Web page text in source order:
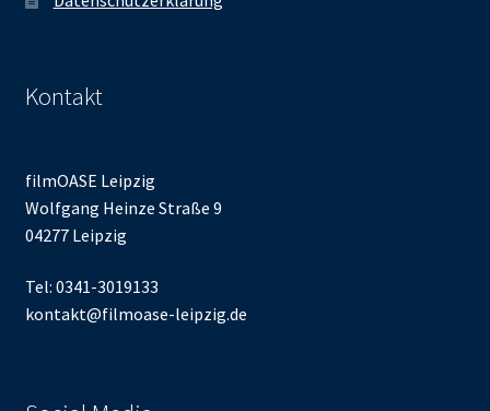
Kontakt
filmOASE Leipzig
Wolfgang Heinze Straße 9
04277 Leipzig
Tel: 0341-3019133
kontakt@filmoase-leipzig.de